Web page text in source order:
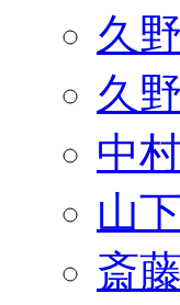
久
久
中
山
斎